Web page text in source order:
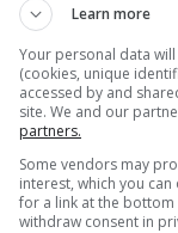
solo le
con il
che da anni fa
grande
Learn more
Your personal data
(cookies, unique
accessed by and
site. We and our
partners.
Some vendors may
interest, which you
for a link at the
withdraw consent in